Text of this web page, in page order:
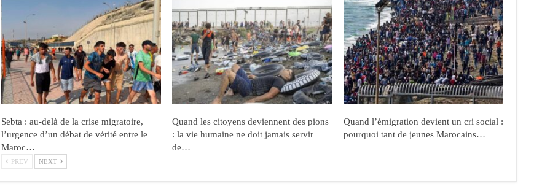
Sebta : au-delà de la crise migratoire,
l’urgence d’un débat de vérité entre le
Maroc…
Quand les citoyens deviennent des pions
: la vie humaine ne doit jamais servir
de…
Quand l’émigration devient un cri social :
pourquoi tant de jeunes Marocains…
PREV NEXT